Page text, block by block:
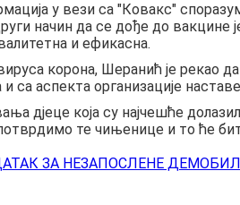
у вези са "Ковакс"
начин да се дође до вакцине
и ефикасна.
корона, Шеранић је рекао
аспекта организације
дјеце која су најчешће
те чињенице и то ће